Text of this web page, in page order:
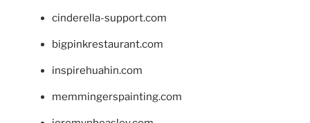
cinderella-support.com
bigpinkrestaurant.com
inspirehuahin.com
memmingerspainting.com